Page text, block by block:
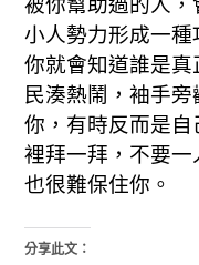
小人勢力形成一種
你就會知道誰是
民湊熱鬧，袖手
你，有時反而是
裡拜一拜，不要
也很難保住你。
分享此文：